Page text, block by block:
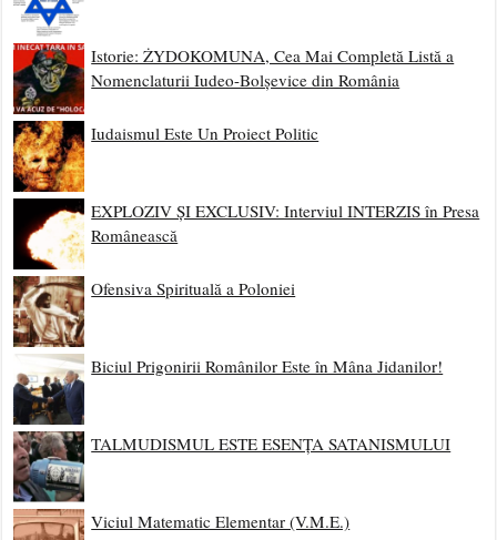
Istorie: ŻYDOKOMUNA, Cea Mai Completă Listă a
Nomenclaturii Iudeo-Bolșevice din România
Iudaismul Este Un Proiect Politic
EXPLOZIV ȘI EXCLUSIV: Interviul INTERZIS în Presa
Românească
Ofensiva Spirituală a Poloniei
Biciul Prigonirii Românilor Este în Mâna Jidanilor!
TALMUDISMUL ESTE ESENȚA SATANISMULUI
Viciul Matematic Elementar (V.M.E.)